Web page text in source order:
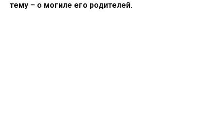
тему – о могиле его родителей.